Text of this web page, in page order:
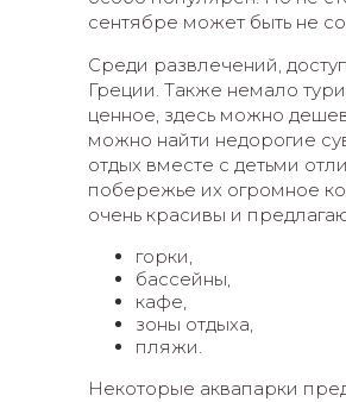
сентябре может быть не
Среди развлечений,
Греции. Также немало
ценное, здесь можно
можно найти недорогие
отдых вместе с детьми
побережье их огромное
очень красивы и
горки,
бассейны,
кафе,
зоны отдыха,
пляжи.
Некоторые аквапарки